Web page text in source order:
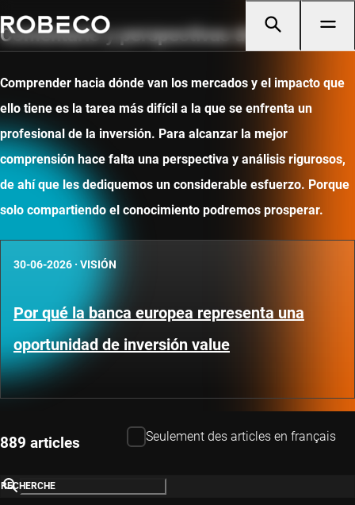
Comentario y perspectivas de mercado
Comprender hacia dónde van los mercados y el impacto que
ello tiene es la tarea más difícil a la que se enfrenta un
profesional de la inversión. Para alcanzar la mejor
comprensión hace falta una perspectiva y análisis rigurosos,
de ahí que les dediquemos un considerable esfuerzo. Porque
solo compartiendo el conocimiento podremos prosperar.
30-06-2026 · VISIÓN
Por qué la banca europea representa una
oportunidad de inversión value
889 articles Seulement des articles en français
RECHERCHE